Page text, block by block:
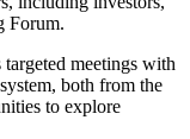
Forum.
meetings with
both from the
to explore